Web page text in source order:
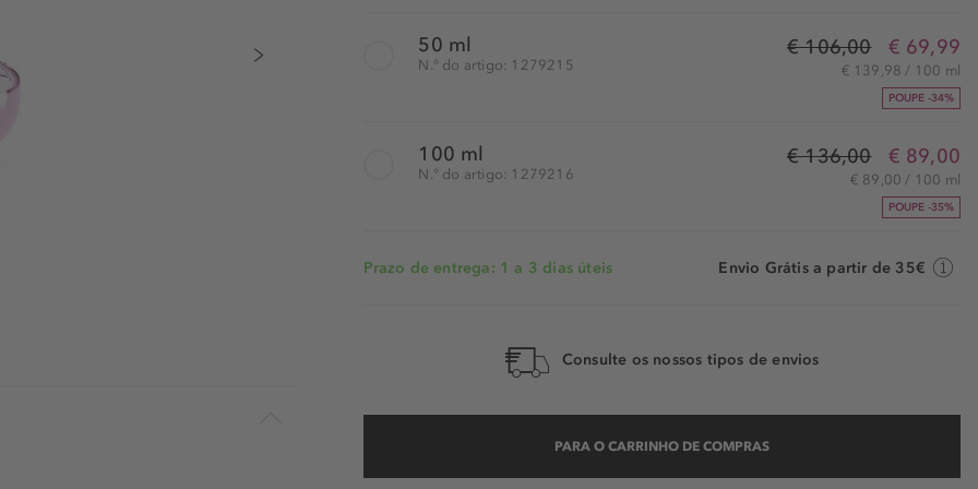
50 ml
N.° do artigo: 1279215
€ 106,00 € 69,99
€ 139,98 / 100 ml
POUPE -34%
100 ml
N.° do artigo: 1279216
€ 136,00 € 89,00
€ 89,00 / 100 ml
POUPE -35%
Prazo de entrega: 1 a 3 dias úteis Envio Grátis a partir de 35€
Consulte os nossos tipos de envios
PARA O CARRINHO DE COMPRAS